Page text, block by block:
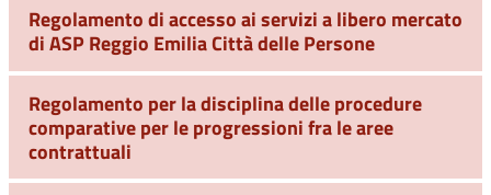
Regolamento di accesso ai servizi a libero mercato
di ASP Reggio Emilia Città delle Persone
Regolamento per la disciplina delle procedure
comparative per le progressioni fra le aree
contrattuali